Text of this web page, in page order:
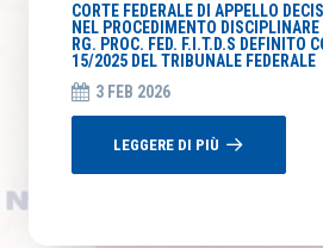
CORTE FEDERALE DI APPELLO
NEL PROCEDIMENTO
RG. PROC. FED. F.I.T.D.S DEFINITO
15/2025 DEL TRIBUNALE FEDERALE
3 FEB 2026
LEGGERE DI PIÙ